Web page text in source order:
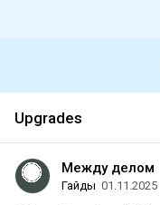
Upgrades
Между делом
Гайды 01.11.2025